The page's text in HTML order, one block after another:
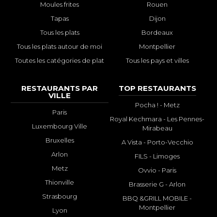
Moules frites
Tapas
Tous les plats
Tous les plats autour de moi
Toutes les catégories de plat
Rouen
Dijon
Bordeaux
Montpellier
Tous les pays et villes
RESTAURANTS PAR
VILLE
Paris
Luxembourg Ville
Bruxelles
Arlon
Metz
Thionville
Strasbourg
Lyon
TOP RESTAURANTS
Pocha ! - Metz
Royal Kechmara - Les Pennes-
Mirabeau
A Vista - Porto-Vecchio
FILS - Limoges
Ovvio - Paris
Brasserie G - Arlon
BBQ &GRILL MOBILE -
Montpellier